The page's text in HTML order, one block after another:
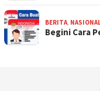
BERITA
Begini Cara